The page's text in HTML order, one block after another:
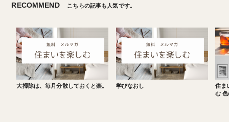
RECOMMEND こちらの記事も人気です。
大掃除は、毎月分散しておくと楽。 学びなおし
住ま
む